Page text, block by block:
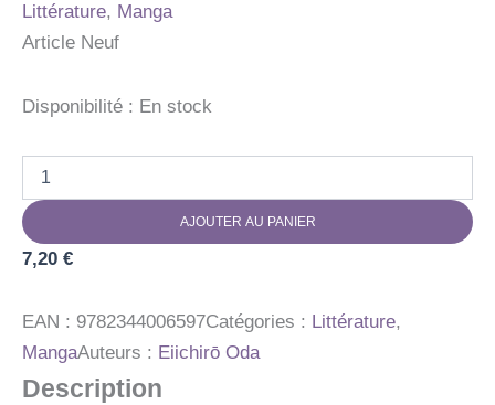
Littérature, Manga
Article Neuf
Disponibilité : En stock
ONE
PIECE
-
-
TOME
74
-
AJOUTER AU PANIER
7,20 €
EAN : 9782344006597Catégories : Littérature,
MangaAuteurs : Eiichirō Oda
Description